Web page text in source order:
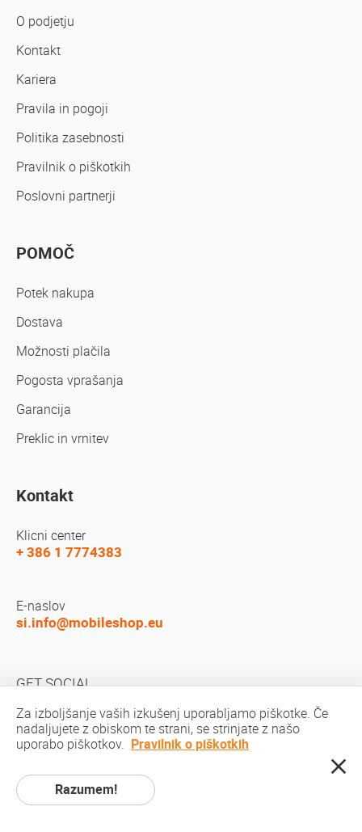
O podjetju
Kontakt
Kariera
Pravila in pogoji
Politika zasebnosti
Pravilnik o piškotkih
Poslovni partnerji
POMOČ
Potek nakupa
Dostava
Možnosti plačila
Pogosta vprašanja
Garancija
Preklic in vrnitev
Kontakt
Klicni center
+ 386 1 7774383
E-naslov
si.info@mobileshop.eu
GET SOCIAL
Avtorske pravice © 2010-2026 MobileShop.eu. Vse pravice pridržane. Vse
Za izboljšanje vaših izkušenj uporabljamo piškotke. Če
nadaljujete z obiskom te strani, se strinjate z našo
uporabo piškotkov. Pravilnik o piškotkih
Razumem!